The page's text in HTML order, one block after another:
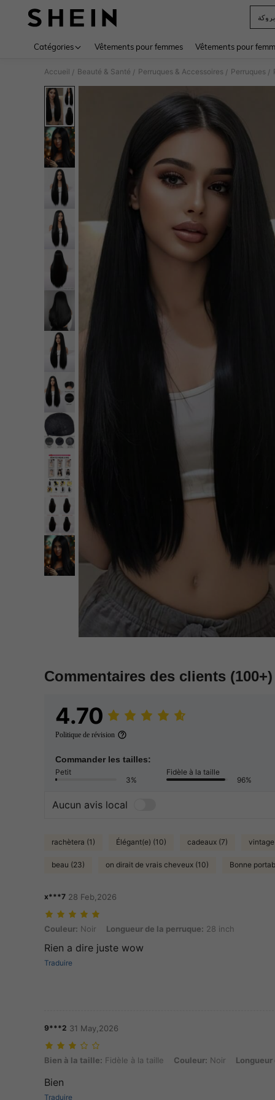
بروكة
Catégories Vêtements pour femmes Vêtements pour
Accueil / Beauté & Santé / Perruques & Accessoires / Perruques /
Commentaires des clients (100+)
4.70
Politique de révision
Commander les tailles:
Petit
3%
Fidèle à la taille
96%
Aucun avis local
rachètera (1) Élégant(e) (10) cadeaux (7)
beau (23) on dirait de vrais cheveux (10) Bonne
x***7 28 Feb,2026
Couleur: Noir, Longueur de la perruque: 28 inch
Couleur: Noir Longueur de la perruque: 28 inch
Rien a dire juste wow
Traduire
9***2 31 May,2026
Bien à la taille: Fidèle à la taille, Couleur: Noir, Longueur de la
Bien à la taille: Fidèle à la taille Couleur: Noir Longueur
Bien
Traduire